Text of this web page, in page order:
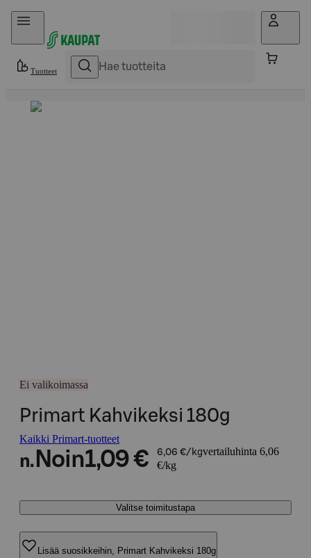
Hyppää sisältöön
Tuotteet
Ei valikoimassa
Primart Kahvikeksi 180g
Kaikki Primart-tuotteet
n. Noin1,09 € 6,06 €/kgvertailuhinta 6,06
€/kg
Valitse toimitustapa
Lisää suosikkeihin, Primart Kahvikeksi 180g